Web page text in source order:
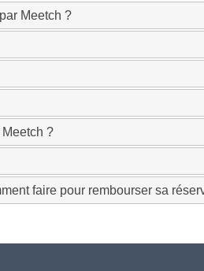
Meetch ?
?
faire pour rembourser sa